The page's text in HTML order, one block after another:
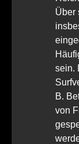
Über
sein.
B.
von